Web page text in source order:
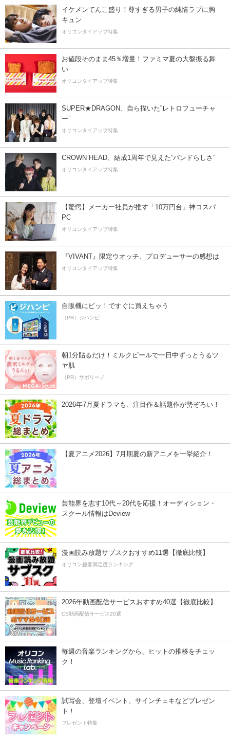
イケメンてんこ盛り！尊すぎる男子の純情ラブに胸
キュン
オリコンタイアップ特集
お値段そのまま45％増量！ファミマ夏の大盤振る舞
い
オリコンタイアップ特集
SUPER★DRAGON、自ら描いた”レトロフューチャ
ー”
オリコンタイアップ特集
CROWN HEAD、結成1周年で見えた”バンドらしさ”
オリコンタイアップ特集
【驚愕】メーカー社員が推す「10万円台」神コスパ
PC
オリコンタイアップ特集
『VIVANT』限定ウオッチ、プロデューサーの感想は
オリコンタイアップ特集
自販機にピッ！ですぐに買えちゃう
（PR）ジハンピ
朝1分貼るだけ！ミルクピールで一日中ずっとうるツ
ヤ肌
（PR）サボリーノ
2026年7月夏ドラマも、注目作＆話題作が勢ぞろい！
【夏アニメ2026】7月期夏の新アニメを一挙紹介！
芸能界を志す10代～20代を応援！オーディション・
スクール情報はDeview
漫画読み放題サブスクおすすめ11選【徹底比較】
オリコン顧客満足度ランキング
2026年動画配信サービスおすすめ40選【徹底比較】
CS動画配信サービス20選
毎週の音楽ランキングから、ヒットの推移をチェッ
ク！
試写会、登壇イベント、サインチェキなどプレゼン
ト！
プレゼント特集